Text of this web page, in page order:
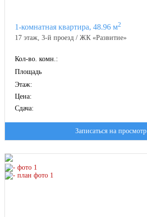
1-комнатная квартира, 48.96 м2
17 этаж, 3-й проезд / ЖК «Развитие»
Кол-во. комн.:
Площадь
Этаж:
Цена:
Сдача:
Записаться на просмотр